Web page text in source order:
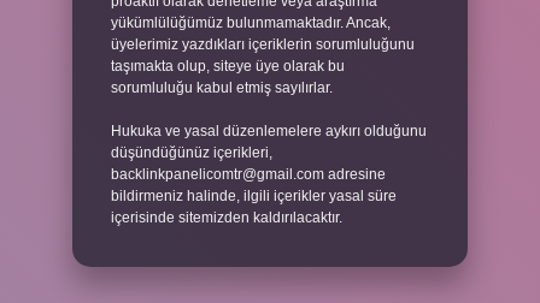
yükümlülüğümüz bulunmamaktadır. Ancak,
üyelerimiz yazdıkları içeriklerin sorumluluğunu
taşımakta olup, siteye üye olarak bu
sorumluluğu kabul etmiş sayılırlar.
Hukuka ve yasal düzenlemelere aykırı olduğunu
düşündüğünüz içerikleri,
backlinkpanelicomtr@gmail.com adresine
bildirmeniz halinde, ilgili içerikler yasal süre
içerisinde sitemizden kaldırılacaktır.